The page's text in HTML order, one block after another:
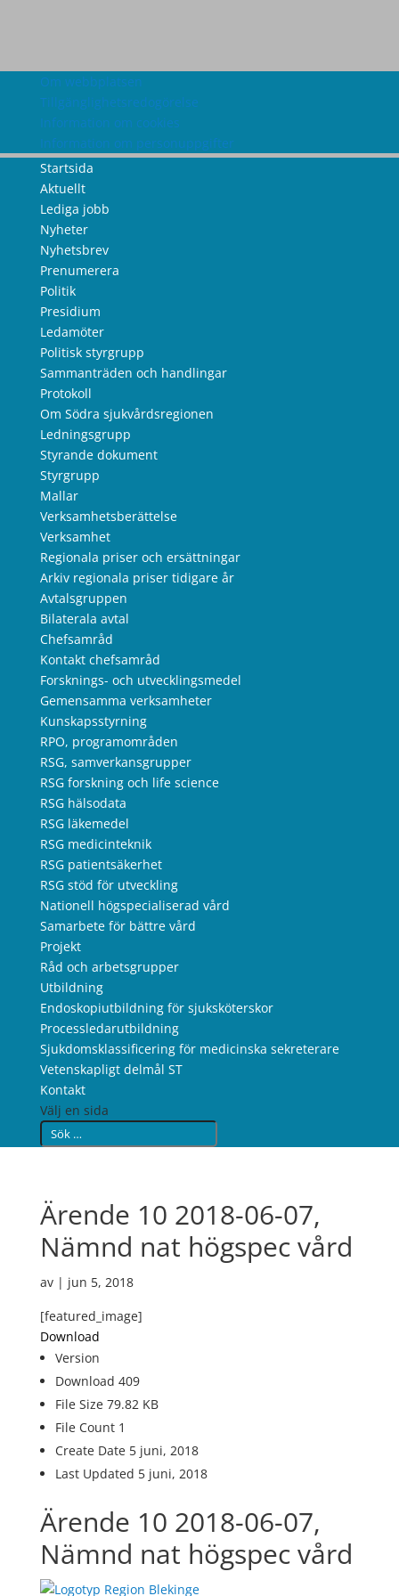
Om webbplatsen
Tillgänglighetsredogörelse
Information om cookies
Information om personuppgifter
Startsida
Aktuellt
Lediga jobb
Nyheter
Nyhetsbrev
Prenumerera
Politik
Presidium
Ledamöter
Politisk styrgrupp
Sammanträden och handlingar
Protokoll
Om Södra sjukvårdsregionen
Ledningsgrupp
Styrande dokument
Styrgrupp
Mallar
Verksamhetsberättelse
Verksamhet
Regionala priser och ersättningar
Arkiv regionala priser tidigare år
Avtalsgruppen
Bilaterala avtal
Chefsamråd
Kontakt chefsamråd
Forsknings- och utvecklingsmedel
Gemensamma verksamheter
Kunskapsstyrning
RPO, programområden
RSG, samverkansgrupper
RSG forskning och life science
RSG hälsodata
RSG läkemedel
RSG medicinteknik
RSG patientsäkerhet
RSG stöd för utveckling
Nationell högspecialiserad vård
Samarbete för bättre vård
Projekt
Råd och arbetsgrupper
Utbildning
Endoskopiutbildning för sjuksköterskor
Processledarutbildning
Sjukdomsklassificering för medicinska sekreterare
Vetenskapligt delmål ST
Kontakt
Välj en sida
Ärende 10 2018-06-07,
Nämnd nat högspec vård
av | jun 5, 2018
[featured_image]
Download
Version
Download 409
File Size 79.82 KB
File Count 1
Create Date 5 juni, 2018
Last Updated 5 juni, 2018
Ärende 10 2018-06-07,
Nämnd nat högspec vård